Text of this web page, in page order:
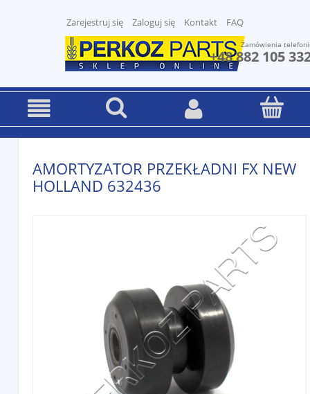
Zarejestruj się Zaloguj się Kontakt FAQ
Zamówienia
+48 882 105
AMORTYZATOR PRZEKŁADNI FX NEW
HOLLAND 632436